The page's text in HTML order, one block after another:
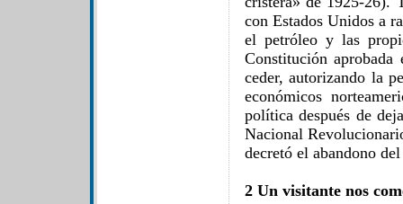
con Estados Unidos a
el petróleo y las
Constitución
ceder, autorizando la
económicos
política después de
Nacional
decretó el abandono
2 Un visitante nos